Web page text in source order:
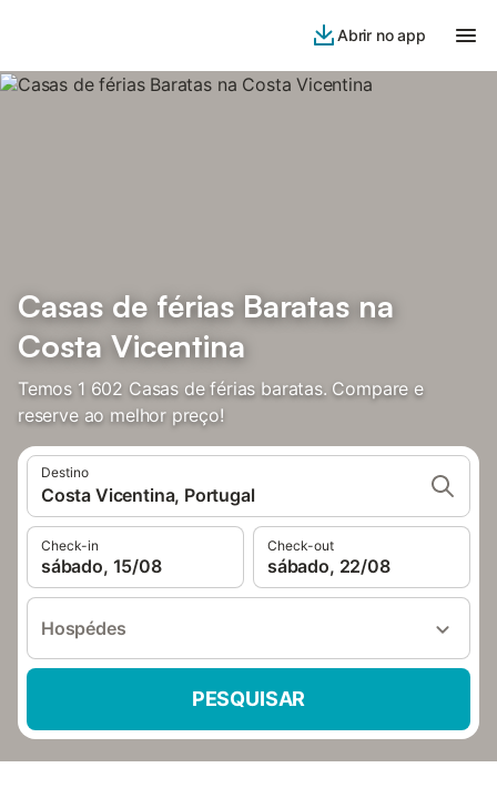
Abrir no app
Casas de férias Baratas na
Costa Vicentina
Temos 1 602 Casas de férias baratas. Compare e
reserve ao melhor preço!
Destino
Costa Vicentina, Portugal
Check-in
sábado, 15/08
Check-out
sábado, 22/08
Hospédes
PESQUISAR